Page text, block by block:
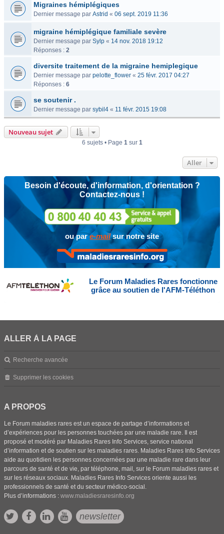
Migraines hémiplégiques
Dernier message par Astrid « 06 sept. 2019 11:36
migraine hémiplégique familiale sevère
Dernier message par Sylp « 14 nov. 2018 19:12
Réponses : 2
diversite traitement de la migraine hemiplegique
Dernier message par pelotte_flower « 25 févr. 2017 04:27
Réponses : 6
se soutenir .
Dernier message par sybil4 « 11 févr. 2015 19:08
Nouveau sujet
6 sujets • Page 1sur 1
Aller
Besoin d'écoute, d'information, d'orientation ?
Contactez-nous !
ou pare-mailsur notre site
Le Forum Maladies Rares fonctionne
grâce au soutien de l'AFM-Téléthon
ALLER À LA PAGE
Recherche avancée
Supprimer les cookies
A PROPOS
Le Forum maladies rares est un espace de partage d’informations et
d’expériences pour les personnes touchées par une maladie rare. Il est
proposé et modéré par Maladies Rares Info Services, service national
d’information et de soutien sur les maladies rares. Maladies Rares Info Services
aide au quotidien les personnes concernées par une maladie rare dans leur
parcours de santé et de vie, par téléphone, mail, sur le Forum maladies rares et
sur les réseaux sociaux. Maladies Rares Info Services oriente aussi les
professionnels de santé et du secteur médico-social.
Plus d’informations : www.maladiesraresinfo.org
newsletter